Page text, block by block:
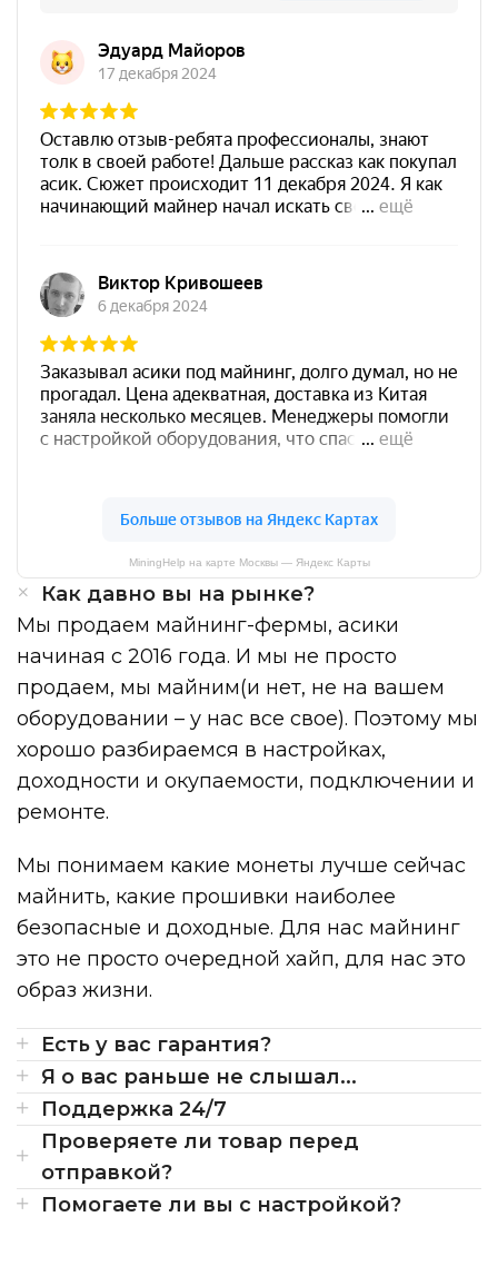
MiningHelp на карте Москвы — Яндекс Карты
Как давно вы на рынке?
Мы продаем майнинг-фермы, асики
начиная с 2016 года. И мы не просто
продаем, мы майним(и нет, не на вашем
оборудовании – у нас все свое). Поэтому мы
хорошо разбираемся в настройках,
доходности и окупаемости, подключении и
ремонте.
Мы понимаем какие монеты лучше сейчас
майнить, какие прошивки наиболее
безопасные и доходные. Для нас майнинг
это не просто очередной хайп, для нас это
образ жизни.
Есть у вас гарантия?
Я о вас раньше не слышал...
Поддержка 24/7
Проверяете ли товар перед
отправкой?
Помогаете ли вы с настройкой?